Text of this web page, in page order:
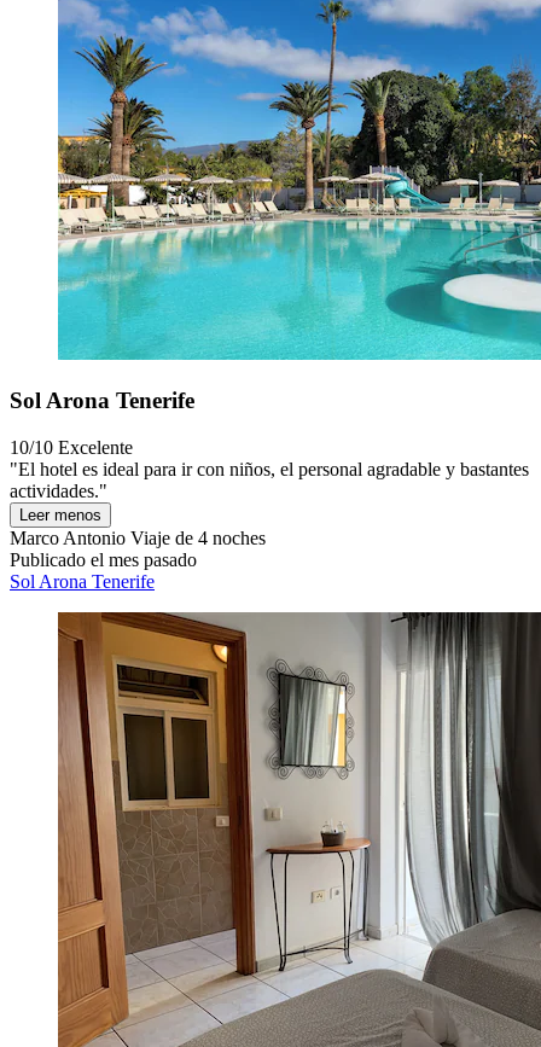
Sol Arona Tenerife
10/10 Excelente
"El hotel es ideal para ir con niños, el personal agradable y bastantes
actividades."
Leer menos
Marco Antonio Viaje de 4 noches
Publicado el mes pasado
Sol Arona Tenerife